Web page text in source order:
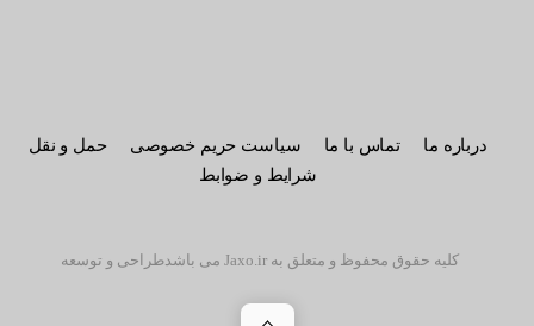
درباره ما تماس با ما سیاست حریم خصوصی
حمل و نقل
شرایط و ضوابط
کلیه حقوق محفوظ و متعلق به Jaxo.ir می باشد طراحی و توسعه